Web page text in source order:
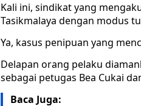
Kali ini, sindikat yang
Tasikmalaya dengan modus
Ya, kasus penipuan yang
Delapan orang pelaku
sebagai petugas Bea Cukai
Baca Juga: